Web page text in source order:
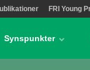
FRI Young
Synspunkter